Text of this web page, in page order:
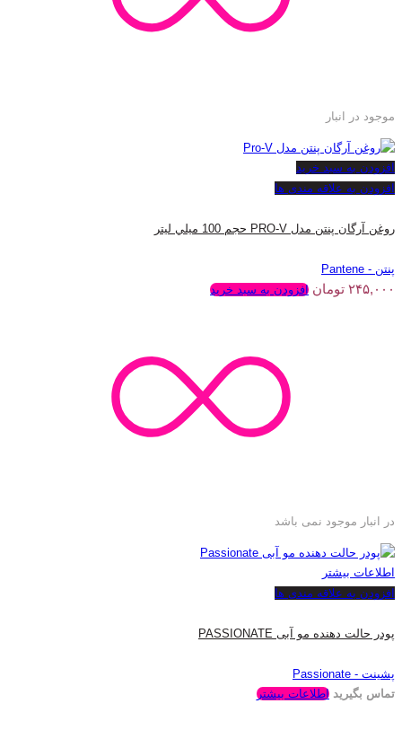
موجود در انبار
افزودن به سبد خرید
افزودن به علاقه مندی ها
روغن آرگان پنتن مدل PRO-V حجم 100 ميلي ليتر
پنتن - Pantene
۲۴۵,۰۰۰ تومان افزودن به سبد خرید
در انبار موجود نمی باشد
اطلاعات بیشتر
افزودن به علاقه مندی ها
پودر حالت دهنده مو آبی PASSIONATE
پشینت - Passionate
تماس بگیرید اطلاعات بیشتر